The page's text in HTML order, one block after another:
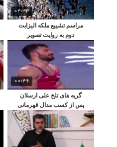
04:33
مراسم تشییع ملکه الیزابت
دوم به روایت تصویر
00:46
گریه های تلخ علی ارسلان
پس از کسب مدال قهرمانی
کشتی